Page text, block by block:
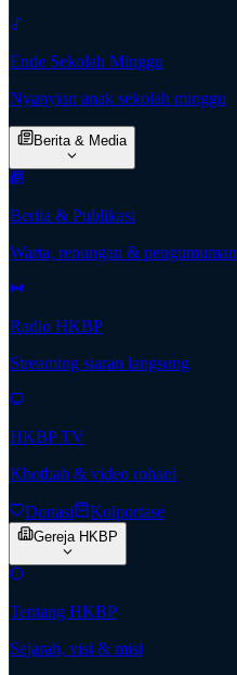
Ende Sekolah Minggu
Nyanyian anak sekolah minggu
Berita & Media
Berita & Publikasi
Warta, renungan & pengumuman
Radio HKBP
Streaming siaran langsung
HKBP TV
Khotbah & video rohani
Donasi Kolportase
Gereja HKBP
Tentang HKBP
Sejarah, visi & misi